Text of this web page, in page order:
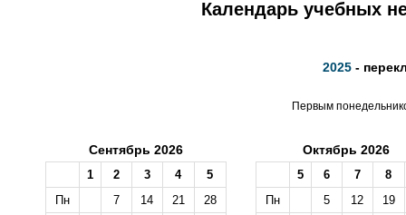
Календарь учебных
2025 -
Первым
Сентябрь 2026
1 2 3 4
5
Пн
7 14 21
28
Октябрь 2026
5 6 7
8
Пн
5 12
19